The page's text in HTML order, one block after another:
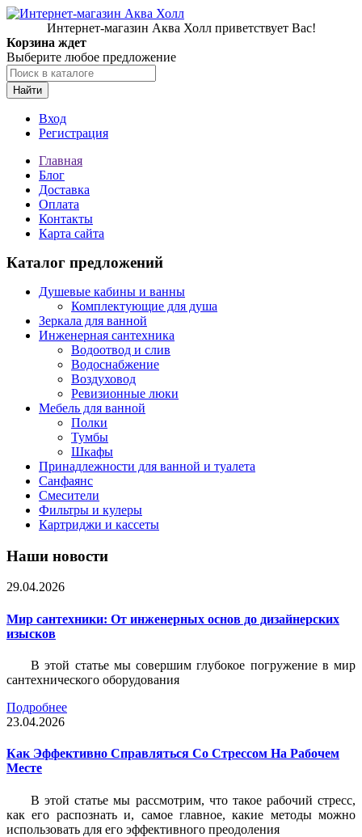
Интернет-магазин Аква Холл приветствует Вас!
Корзина ждет
Выберите любое предложение
Найти
Вход
Регистрация
Главная
Блог
Доставка
Оплата
Контакты
Карта сайта
Каталог предложений
Душевые кабины и ванны
Комплектующие для душа
Зеркала для ванной
Инженерная сантехника
Водоотвод и слив
Водоснабжение
Воздуховод
Ревизионные люки
Мебель для ванной
Полки
Тумбы
Шкафы
Принадлежности для ванной и туалета
Санфаянс
Смесители
Фильтры и кулеры
Картриджи и кассеты
Наши новости
29.04.2026
Мир сантехники: От инженерных основ до дизайнерских
изысков
В этой статье мы совершим глубокое погружение в мир
сантехнического оборудования
Подробнее
23.04.2026
Как Эффективно Справляться Со Стрессом На Рабочем
Месте
В этой статье мы рассмотрим, что такое рабочий стресс,
как его распознать и, самое главное, какие методы можно
использовать для его эффективного преодоления